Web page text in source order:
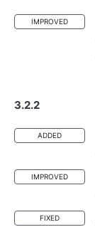
IMPROVED
3.2.2
ADDED
IMPROVED
FIXED